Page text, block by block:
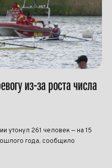
из-за роста числа
утонул 261 человек — на 15
года, сообщило